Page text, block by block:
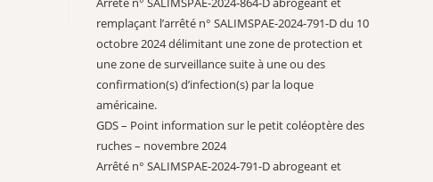
remplaçant l’arrêté n° SALIMSPAE-2024-791-D du 10
octobre 2024 délimitant une zone de protection et
une zone de surveillance suite à une ou des
confirmation(s) d’infection(s) par la loque
américaine.
GDS – Point information sur le petit coléoptère des
ruches – novembre 2024
Arrêté n° SALIMSPAE-2024-791-D abrogeant et